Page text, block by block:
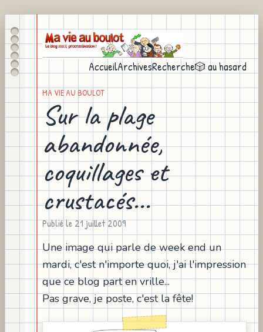
AccueilArchivesRecherche🎲 au hasard
MA VIE AU BOULOT
Sur la plage
abandonnée,
coquillages et
crustacés...
Publié le21 juillet 2009
Une image qui parle de week end un
mardi, c'est n'importe quoi, j'ai l'impression
que ce blog part en vrille...
Pas grave, je poste, c'est la fête!